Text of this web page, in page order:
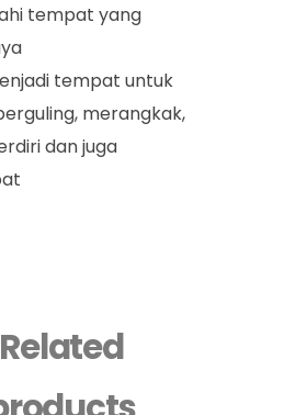
tempat yang
tempat untuk
merangkak,
dan juga
Related